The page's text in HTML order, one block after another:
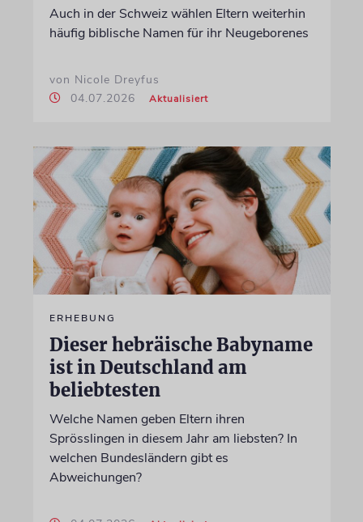
Auch in der Schweiz wählen Eltern weiterhin
häufig biblische Namen für ihr Neugeborenes
von Nicole Dreyfus
04.07.2026
Aktualisiert
ERHEBUNG
Dieser hebräische Babyname
ist in Deutschland am
beliebtesten
Welche Namen geben Eltern ihren
Sprösslingen in diesem Jahr am liebsten? In
welchen Bundesländern gibt es
Abweichungen?